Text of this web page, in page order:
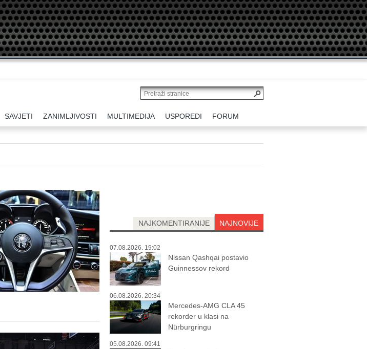
SAVJETI ZANIMLJIVOSTI MULTIMEDIJA USPOREDI FORUM
NAJNOVIJE
NAJKOMENTIRANIJE
07.08.2026. 19:02
Nissan Qashqai postavio
Guinnessov rekord
06.08.2026. 20:34
Mercedes-AMG CLA 45
rekorder u klasi na
Nürburgringu
05.08.2026. 09:41